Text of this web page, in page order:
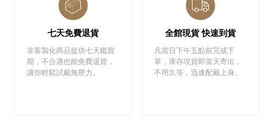
七天免費退貨
非客製化商品提供七天鑑賞
期，不合適也能免費退貨，
讓你輕鬆試戴無壓力。
全館現貨 快速到貨
凡當日下午五點前完成下
單，庫存現貨即當天寄出，
不用久等，迅速配戴上身。